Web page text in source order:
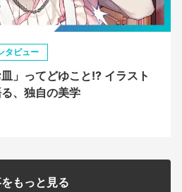
タビュー
」ってどゆこと!? イラスト
、独自の美学
もっと見る